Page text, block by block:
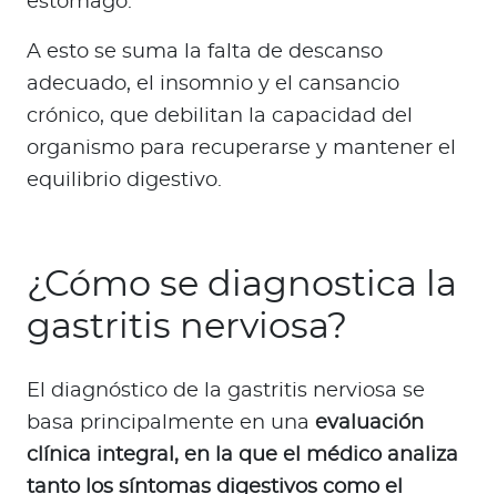
A esto se suma la falta de descanso
adecuado, el insomnio y el cansancio
crónico, que debilitan la capacidad del
organismo para recuperarse y mantener el
equilibrio digestivo.
¿Cómo se diagnostica la
gastritis nerviosa?
El diagnóstico de la gastritis nerviosa se
basa principalmente en una evaluación
clínica integral, en la que el médico analiza
tanto los síntomas digestivos como el